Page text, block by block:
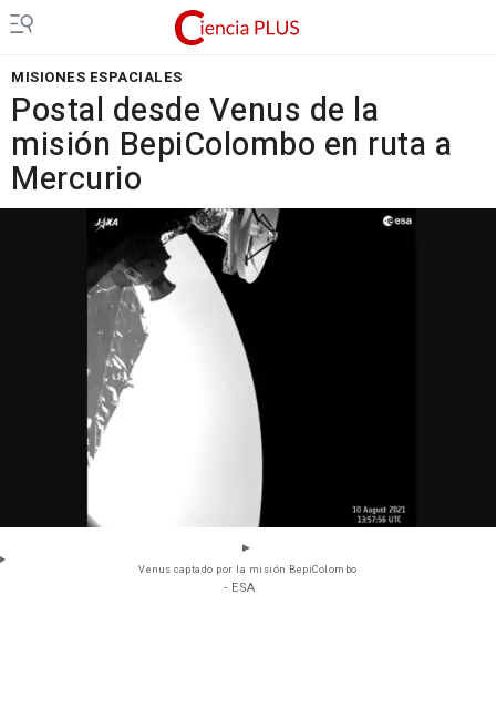
MISIONES ESPACIALES
Postal desde Venus de la
misión BepiColombo en ruta a
Mercurio
Venus captado por la misión BepiColombo
- ESA